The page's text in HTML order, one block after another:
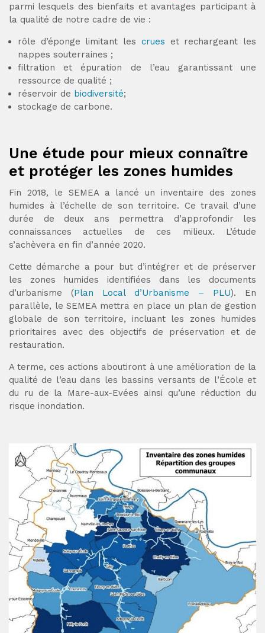
parmi lesquels des bienfaits et avantages participant à
la qualité de notre cadre de vie :
rôle d’éponge limitant les crues et rechargeant les
nappes souterraines ;
filtration et épuration de l’eau garantissant une
ressource de qualité ;
réservoir de biodiversité;
stockage de carbone.
Une étude pour mieux connaître
et protéger les zones humides
Fin 2018, le SEMEA a lancé un inventaire des zones
humides à l’échelle de son territoire. Ce travail d’une
durée de deux ans permettra d’approfondir les
connaissances actuelles de ces milieux. L’étude
s’achèvera en fin d’année 2020.
Cette démarche a pour but d’intégrer et de préserver
les zones humides identifiées dans les documents
d’urbanisme (Plan Local d’Urbanisme – PLU). En
parallèle, le SEMEA mettra en place un plan de gestion
globale de son territoire, incluant les zones humides
prioritaires avec des objectifs de préservation et de
restauration.
A terme, ces actions aboutiront à une amélioration de la
qualité de l’eau dans les bassins versants de l’École et
du ru de la Mare-aux-Evées ainsi qu’une réduction du
risque inondation.